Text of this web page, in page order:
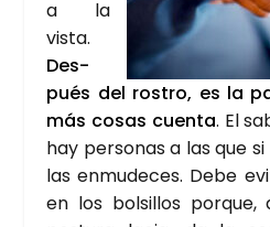
a la
vis­ta.
Des­
pués del ros­tro, es la
más cosas cuen­ta. El
hay per­so­nas a las que
las enmu­de­ces. Debe
en los bol­si­llos por­que,